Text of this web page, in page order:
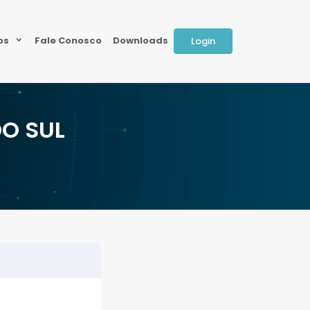
Fale Conosco Downloads Login
SUL